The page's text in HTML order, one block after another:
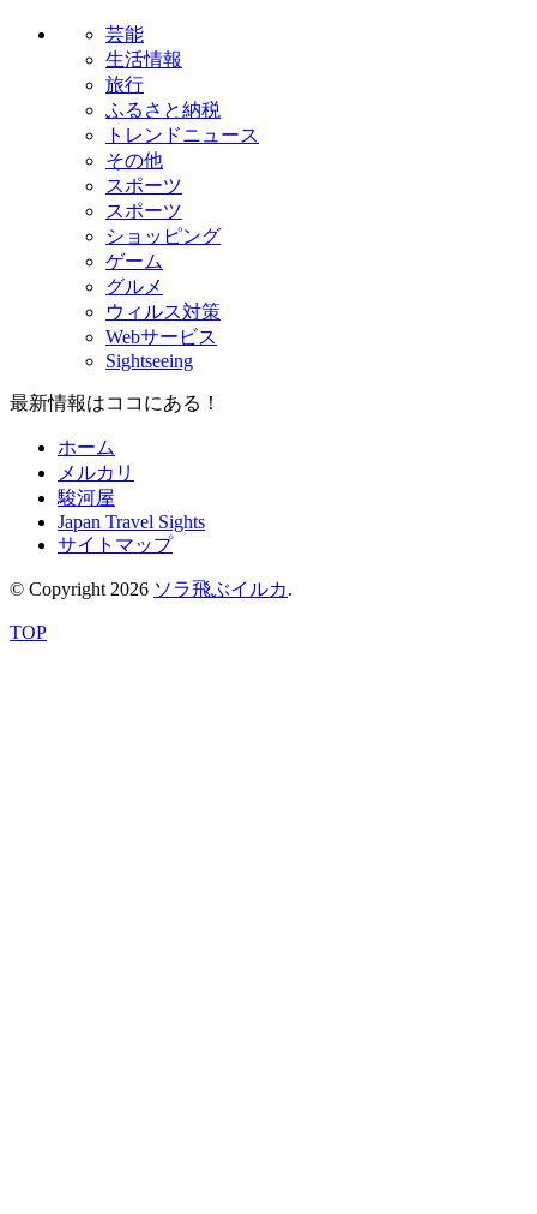
芸能
生活情報
旅行
ふるさと納税
トレンドニュース
その他
スポーツ
スポーツ
ショッピング
ゲーム
グルメ
ウィルス対策
Webサービス
Sightseeing
最新情報はココにある！
ホーム
メルカリ
駿河屋
Japan Travel Sights
サイトマップ
© Copyright 2026 ソラ飛ぶイルカ.
TOP